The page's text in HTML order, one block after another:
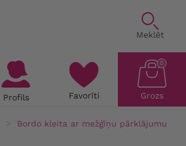
Meklēt
Profils Favorīti Grozs
0
Bordo kleita ar mežģīņu pārklājumu